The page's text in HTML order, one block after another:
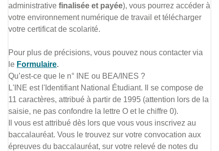
administrative finalisée et payée), vous pourrez accéder à
votre environnement numérique de travail et télécharger
votre certificat de scolarité.
Pour plus de précisions, vous pouvez nous contacter via
le Formulaire.
Qu’est-ce que le n° INE ou BEA/INES ?
L'INE est l'Identifiant National Étudiant. Il se compose de
11 caractères, attribué à partir de 1995 (attention lors de la
saisie, ne pas confondre la lettre O et le chiffre 0).
Il vous est attribué dès lors que vous vous inscrivez au
baccalauréat. Vous le trouvez sur votre convocation aux
épreuves du baccalauréat, sur votre relevé de notes du